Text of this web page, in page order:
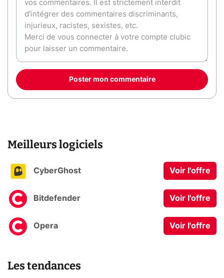
Poster mon commentaire
Meilleurs logiciels
CyberGhost Voir l'offre
Bitdefender Voir l'offre
Opera Voir l'offre
Les tendances